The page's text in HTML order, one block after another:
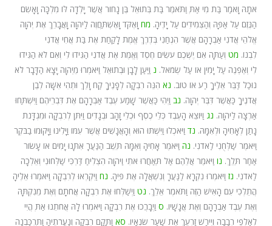
אֹתָהּ וָאֹמַר בַּת מִי אַתְּ וַתֹּאמֶר בַּת בְּתוּאֵל בֶּן נָחוֹר אֲשֶׁר יָלְדָה לּוֹ מִלְכָּה וָאָשִׂם
הַנֶּזֶם עַל אַפָּהּ וְהַצְּמִידִים עַל יָדֶיהָ. מח וָאֶקֹּד וָאֶשְׁתַּחֲוֶה לַיהוָה וָאֲבָרֵךְ אֶת יְהוָה
אֱלֹהֵי אֲדֹנִי אַבְרָהָם אֲשֶׁר הִנְחַנִי בְּדֶרֶךְ אֱמֶת לָקַחַת אֶת בַּת אֲחִי אֲדֹנִי
לִבְנוֹ. מט וְעַתָּה אִם יֶשְׁכֶם עֹשִׂים חֶסֶד וֶאֱמֶת אֶת אֲדֹנִי הַגִּידוּ לִי וְאִם לֹא הַגִּידוּ
לִי וְאֶפְנֶה עַל יָמִין אוֹ עַל שְׂמֹאל. נ וַיַּעַן לָבָן וּבְתוּאֵל וַיֹּאמְרוּ מֵיְהוָה יָצָא הַדָּבָר לֹא
נוּכַל דַּבֵּר אֵלֶיךָ רַע אוֹ טוֹב. נא הִנֵּה רִבְקָה לְפָנֶיךָ קַח וָלֵךְ וּתְהִי אִשָּׁה לְבֶן
אֲדֹנֶיךָ כַּאֲשֶׁר דִּבֶּר יְהוָה. נב וַיְהִי כַּאֲשֶׁר שָׁמַע עֶבֶד אַבְרָהָם אֶת דִּבְרֵיהֶם וַיִּשְׁתַּחוּ
אַרְצָה לַיהוָה. נג וַיּוֹצֵא הָעֶבֶד כְּלֵי כֶסֶף וּכְלֵי זָהָב וּבְגָדִים וַיִּתֵּן לְרִבְקָה וּמִגְדָּנֹת
נָתַן לְאָחִיהָ וּלְאִמָּהּ. נד וַיֹּאכְלוּ וַיִּשְׁתּוּ הוּא וְהָאֲנָשִׁים אֲשֶׁר עִמּוֹ וַיָּלִינוּ וַיָּקוּמוּ בַבֹּקֶר
וַיֹּאמֶר שַׁלְּחֻנִי לַאדֹנִי. נה וַיֹּאמֶר אָחִיהָ וְאִמָּהּ תֵּשֵׁב הַנַּעֲרָ אִתָּנוּ יָמִים אוֹ עָשׂוֹר
אַחַר תֵּלֵךְ. נו וַיֹּאמֶר אֲלֵהֶם אַל תְּאַחֲרוּ אֹתִי וַיהוָה הִצְלִיחַ דַּרְכִּי שַׁלְּחוּנִי וְאֵלְכָה
לַאדֹנִי. נז וַיֹּאמְרוּ נִקְרָא לַנַּעֲרָ וְנִשְׁאֲלָה אֶת פִּיהָ. נח וַיִּקְרְאוּ לְרִבְקָה וַיֹּאמְרוּ אֵלֶיהָ
הֲתֵלְכִי עִם הָאִישׁ הַזֶּה וַתֹּאמֶר אֵלֵךְ. נט וַיְשַׁלְּחוּ אֶת רִבְקָה אֲחֹתָם וְאֶת מֵנִקְתָּהּ
וְאֶת עֶבֶד אַבְרָהָם וְאֶת אֲנָשָׁיו. ס וַיְבָרֲכוּ אֶת רִבְקָה וַיֹּאמְרוּ לָהּ אֲחֹתֵנוּ אַתְּ הֲיִי
לְאַלְפֵי רְבָבָה וְיִירַשׁ זַרְעֵךְ אֵת שַׁעַר שֹׂנְאָיו. סא וַתָּקָם רִבְקָה וְנַעֲרֹתֶיהָ וַתִּרְכַּבְנָה